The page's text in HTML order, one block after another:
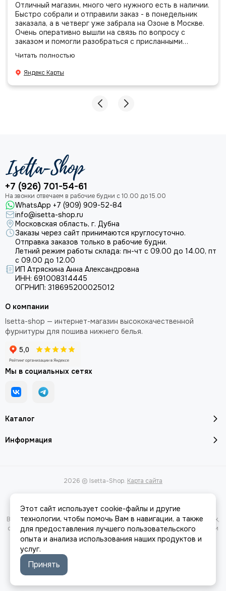
Отличный магазин, много чего нужного есть в наличии.
Быстро собрали и отправили заказ - в понедельник
заказала, а в четверг уже забрала на Озоне в Москве.
Очень оперативно вышли на связь по вопросу с
заказом и помогли разобраться с присланными
даже есть подарочек, очень приятно. Спасибо
большое команде!
Читать полностью
Яндекс Карты
+7 (926) 701-54-61
WhatsApp +7 (909) 909-52-84
info@isetta-shop.ru
Московская область, г. Дубна
Заказы через сайт принимаются круглосуточно.
Отправка заказов только в рабочие будни.
Летний режим работы склада: пн-чт с 09.00 до 14.00, пт
с 09.00 до 12.00
ИП Атряскина Анна Александровна
ИНН: 691008314445
ОГРНИП: 318695200025012
Каталог
Информация
О компании
Isetta-shop — интернет-магазин высококачественной
фурнитуры для пошива нижнего белья.
Мы в социальных сетях
2026 © Isetta-Shop. Карта сайта
Вся представленная на сайте информация, касающаяся характеристик,
стоимости товаров и услуг, носит информационный характер и ни при
каких условиях не является публичной офертой, определяемой
положениями Статьи 437(2) Гражданского кодекса РФ.
Этот сайт использует cookie-файлы и другие
технологии, чтобы помочь Вам в навигации, а также
для предоставления лучшего пользовательского
опыта и анализа использования наших продуктов и
услуг.
Принять